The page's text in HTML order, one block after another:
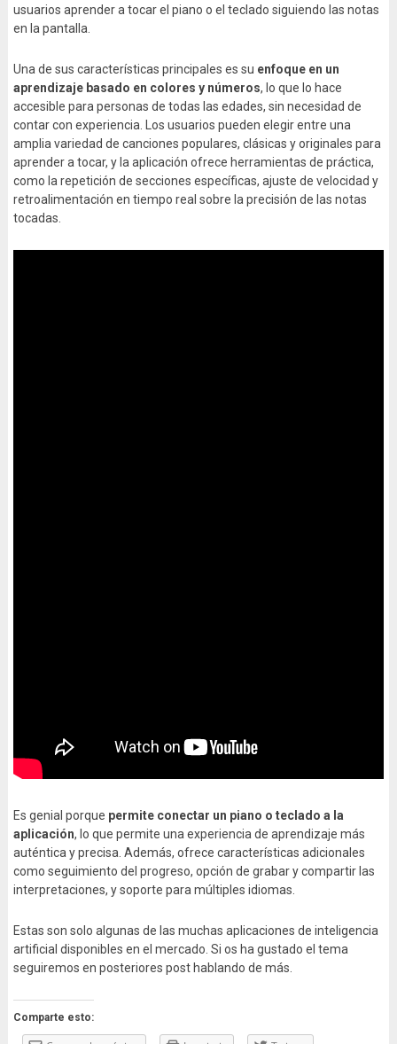
usuarios aprender a tocar el piano o el teclado siguiendo las notas
en la pantalla.
Una de sus características principales es su enfoque en un
aprendizaje basado en colores y números, lo que lo hace
accesible para personas de todas las edades, sin necesidad de
contar con experiencia. Los usuarios pueden elegir entre una
amplia variedad de canciones populares, clásicas y originales para
aprender a tocar, y la aplicación ofrece herramientas de práctica,
como la repetición de secciones específicas, ajuste de velocidad y
retroalimentación en tiempo real sobre la precisión de las notas
tocadas.
Es genial porque permite conectar un piano o teclado a la
aplicación, lo que permite una experiencia de aprendizaje más
auténtica y precisa. Además, ofrece características adicionales
como seguimiento del progreso, opción de grabar y compartir las
interpretaciones, y soporte para múltiples idiomas.
Estas son solo algunas de las muchas aplicaciones de inteligencia
artificial disponibles en el mercado. Si os ha gustado el tema
seguiremos en posteriores post hablando de más.
Comparte esto: